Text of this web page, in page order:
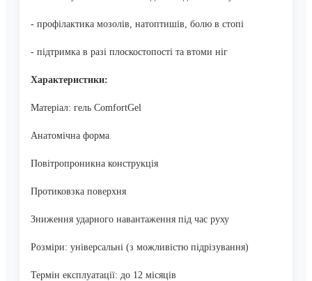
- профілактика мозолів, натоптишів, болю в стопі
- підтримка в разі плоскостопості та втоми ніг
Характеристики:
Матеріал: гель ComfortGel
Анатомічна форма
Повітропроникна конструкція
Протиковзка поверхня
Зниження ударного навантаження під час руху
Розміри: універсальні (з можливістю підрізування)
Термін експлуатації: до 12 місяців